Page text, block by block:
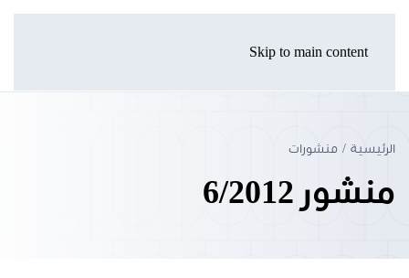
Skip to main content
الرئيسية منشورات
منشور 6/2012